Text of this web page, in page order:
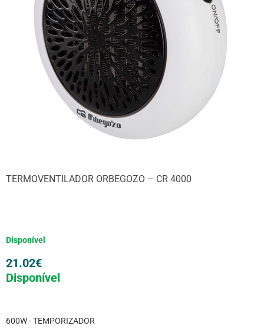
TERMOVENTILADOR ORBEGOZO – CR 4000
Disponível
21.02€
Disponível
600W - TEMPORIZADOR